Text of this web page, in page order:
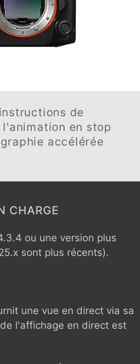
instructions de
en stop
accélérée
CHARGE
ou une version plus
sont plus récents).
une vue en direct via sa
l'affichage en direct est